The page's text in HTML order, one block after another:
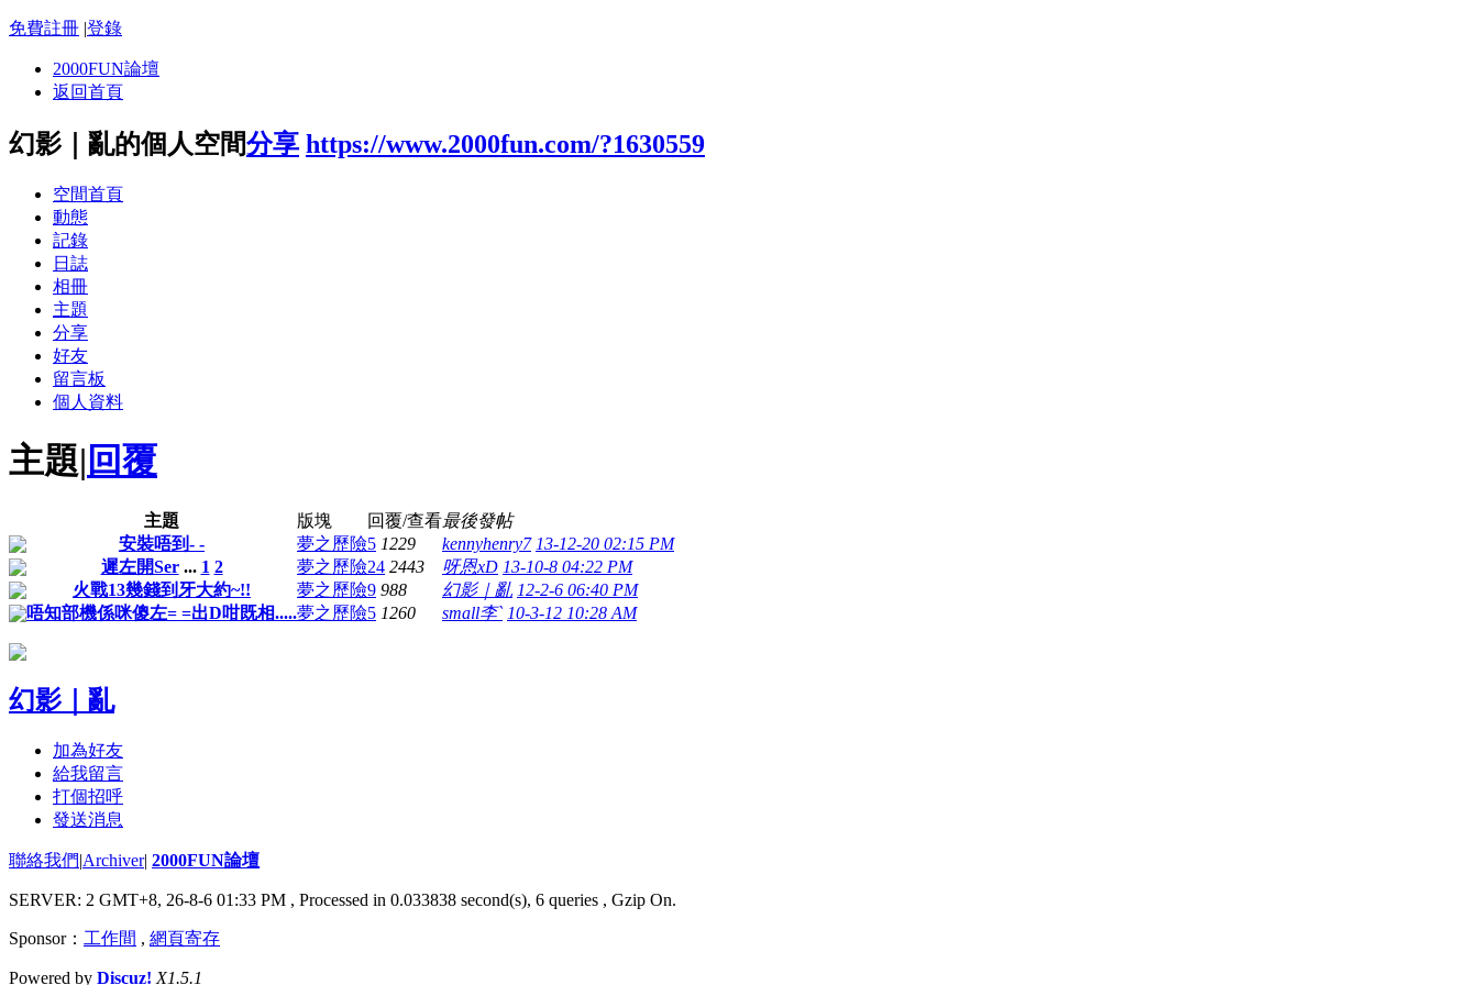
免費註冊 |登錄
2000FUN論壇
返回首頁
幻影｜亂的個人空間分享 https://www.2000fun.com/?1630559
空間首頁
動態
記錄
日誌
相冊
主題
分享
好友
留言板
個人資料
主題| 回覆
主題 版塊 回覆/查看最後發帖
安裝唔到- -
夢之歷險5 1229 kennyhenry7 13-12-20 02:15 PM
遲左開Ser ... 1 2 夢之歷險24 2443 呀恩xD 13-10-8 04:22 PM
火戰13幾錢到牙大約~!!
夢之歷險9 988 幻影｜亂 12-2-6 06:40 PM
唔知部機係咪傻左= =出D咁既相.....夢之歷險5 1260 small李` 10-3-12 10:28 AM
幻影｜亂
加為好友
給我留言
打個招呼
發送消息
聯絡我們|Archiver| 2000FUN論壇
SERVER: 2 GMT+8, 26-8-6 01:33 PM , Processed in 0.033838 second(s), 6 queries , Gzip On.
Sponsor： 工作間 , 網頁寄存
Powered by Discuz! X1.5.1